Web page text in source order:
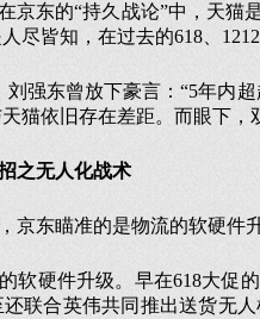
京东的“持久战论”中，天猫
尽皆知，在过去的618、
刘强东曾放下豪言：“5年内
猫依旧存在差距。而眼下，
之无人化战术
京东瞄准的是物流的软硬件
软硬件升级。早在618大促
联合英伟共同推出送货无